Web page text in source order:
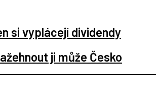
si vyplácejí dividendy
ji může Česko